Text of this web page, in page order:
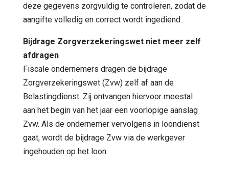
deze gegevens zorgvuldig te controleren, zodat de
aangifte volledig en correct wordt ingediend.
Bijdrage Zorgverzekeringswet niet meer zelf
afdragen
Fiscale ondernemers dragen de bijdrage
Zorgverzekeringswet (Zvw) zelf af aan de
Belastingdienst. Zij ontvangen hiervoor meestal
aan het begin van het jaar een voorlopige aanslag
Zvw. Als de ondernemer vervolgens in loondienst
gaat, wordt de bijdrage Zvw via de werkgever
ingehouden op het loon.